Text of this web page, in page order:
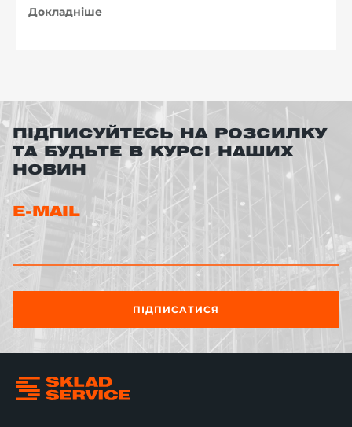
Докладніше
ПІДПИСУЙТЕСЬ НА РОЗСИЛКУ
ТА БУДЬТЕ В КУРСІ НАШИХ
НОВИН
E-MAIL
ПІДПИСАТИСЯ